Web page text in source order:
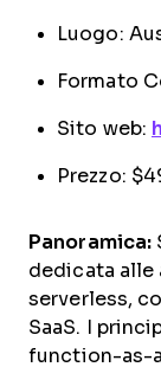
Luogo:
Formato
Sito web:
Prezzo:
Panoramica:
dedicata
serverless,
SaaS. I
function-as-